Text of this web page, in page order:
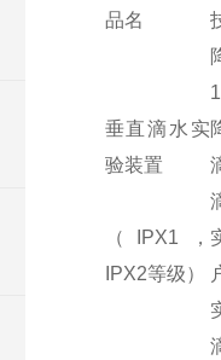
品名
垂直滴水实
验装置
（IPX1，
IPX2等级）